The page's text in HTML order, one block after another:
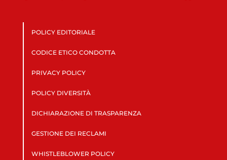
POLICY EDITORIALE
CODICE ETICO CONDOTTA
PRIVACY POLICY
POLICY DIVERSITÀ
DICHIARAZIONE DI TRASPARENZA
GESTIONE DEI RECLAMI
WHISTLEBLOWER POLICY